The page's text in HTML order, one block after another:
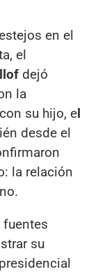
en el
el
dejó
la
su hijo, el
desde el
la relación
fuentes
su